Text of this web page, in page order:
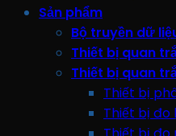
Sản phẩm
Bộ truyền dữ
Thiết bị quan
Thiết bị quan
Thiết bị
Thiết bị